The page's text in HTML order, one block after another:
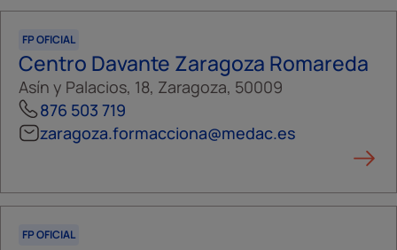
FP OFICIAL
Centro Davante Zaragoza Romareda
Asín y Palacios, 18, Zaragoza, 50009
876 503 719
zaragoza.formacciona@medac.es
FP OFICIAL